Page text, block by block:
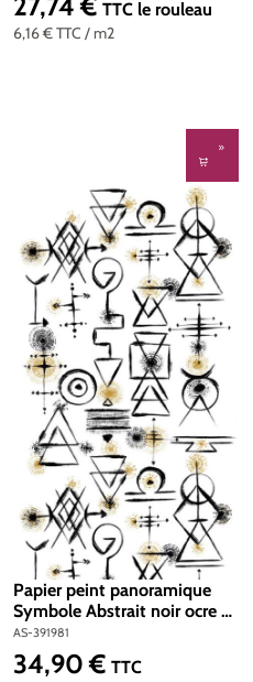
6,16 €TTC / m2
Prix régulier :
27,74 € TTC le rouleau
Papier peint panoramique
Symbole Abstrait noir ocre -
The Wall 2 d'A.S. Création |
Réf. AS-391981
AS-391981
Prix régulier :
34,90 € TTC